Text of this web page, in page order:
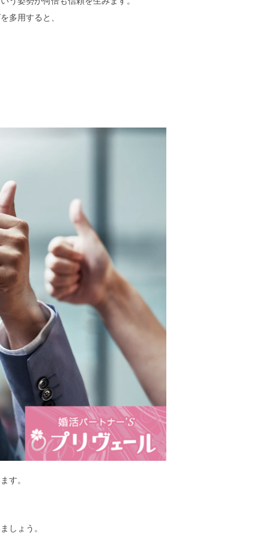
多用すると、
す。
しょう。